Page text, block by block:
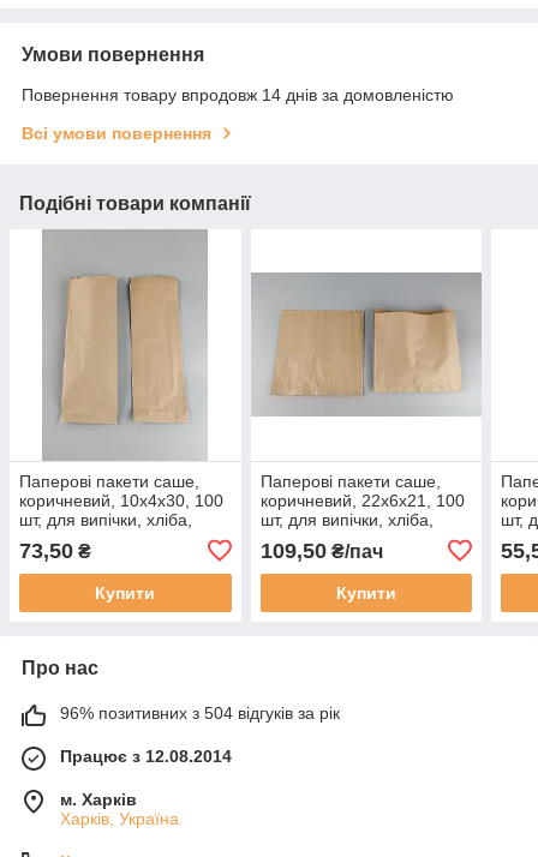
Умови повернення
Повернення товару впродовж 14 днів за домовленістю
Всі умови повернення
Подібні товари компанії
Паперові пакети саше,
коричневий, 10x4x30, 100
шт, для випічки, хліба,
73,50 ₴
Купити
Паперові пакети саше,
коричневий, 22x6x21, 100
шт, для випічки, хліба,
109,50₴/пач
Купити
шт,
Про нас
96% позитивних з 504 відгуків за рік
Працює з 12.08.2014
м. Харків
Харків, Україна